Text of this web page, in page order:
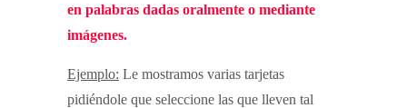
en palabras dadas oralmente o mediante
imágenes.
Ejemplo: Le mostramos varias tarjetas
pidiéndole que seleccione las que lleven tal